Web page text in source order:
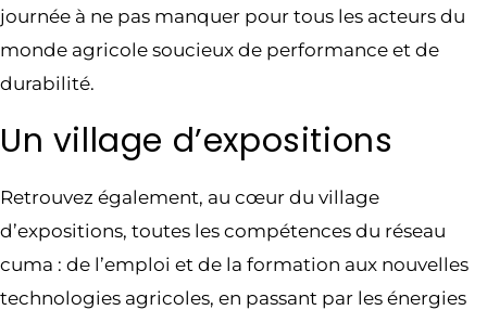
journée à ne pas manquer pour tous les acteurs du
monde agricole soucieux de performance et de
durabilité.
Un village d’expositions
Retrouvez également, au cœur du village
d’expositions, toutes les compétences du réseau
cuma : de l’emploi et de la formation aux nouvelles
technologies agricoles, en passant par les énergies